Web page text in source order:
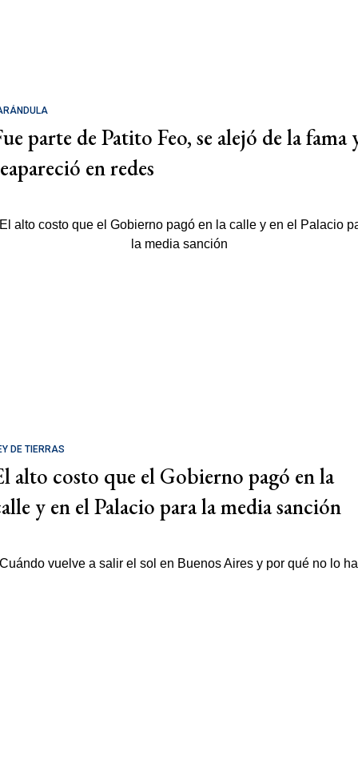
parte de Patito Feo, se alejó de la fama
en redes
DE TIERRAS
alto costo que el Gobierno pagó en la
y en el Palacio para la media sanción